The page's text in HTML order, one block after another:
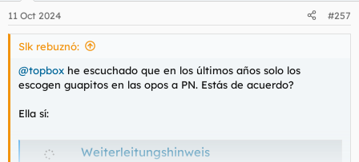
e
s
11 Oct 2024 #257
Slk rebuznó:
@topbox he escuchado que en los últimos años solo los
escogen guapitos en las opos a PN. Estás de acuerdo?
Ella sí:
Weiterleitungshinweis